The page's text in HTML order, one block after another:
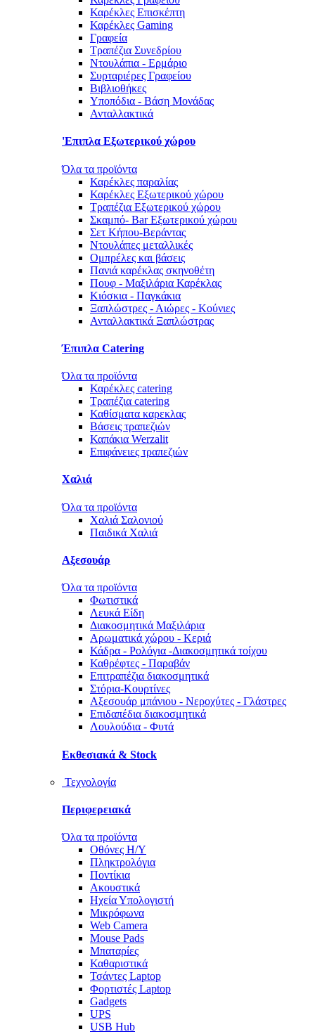
Καρέκλες Επισκέπτη
Καρέκλες Gaming
Γραφεία
Τραπέζια Συνεδρίου
Ντουλάπια - Ερμάριο
Συρταριέρες Γραφείου
Βιβλιοθήκες
Υποπόδια - Βάση Μονάδας
Ανταλλακτικά
'Επιπλα Εξωτερικού χώρου
Όλα τα προϊόντα
Καρέκλες παραλίας
Καρέκλες Εξωτερικού χώρου
Τραπέζια Εξωτερικού χώρου
Σκαμπό- Bar Εξωτερικού χώρου
Σετ Κήπου-Βεράντας
Ντουλάπες μεταλλικές
Ομπρέλες και βάσεις
Πανιά καρέκλας σκηνοθέτη
Πουφ - Μαξιλάρια Καρέκλας
Κιόσκια - Παγκάκια
Ξαπλώστρες - Αιώρες - Κούνιες
Ανταλλακτικά Ξαπλώστρας
Έπιπλα Catering
Όλα τα προϊόντα
Καρέκλες catering
Τραπέζια catering
Καθίσματα καρεκλας
Βάσεις τραπεζιών
Καπάκια Werzalit
Επιφάνειες τραπεζιών
Χαλιά
Όλα τα προϊόντα
Χαλιά Σαλονιού
Παιδικά Χαλιά
Αξεσουάρ
Όλα τα προϊόντα
Φωτιστικά
Λευκά Είδη
Διακοσμητικά Μαξιλάρια
Αρωματικά χώρου - Κεριά
Κάδρα - Ρολόγια -Διακοσμητικά τοίχου
Καθρέφτες - Παραβάν
Επιτραπέζια διακοσμητικά
Στόρια-Κουρτίνες
Αξεσουάρ μπάνιου - Νεροχύτες - Γλάστρες
Επιδαπέδια διακοσμητικά
Λουλούδια - Φυτά
Εκθεσιακά & Stock
Τεχνολογία
Περιφερειακά
Όλα τα προϊόντα
Οθόνες Η/Υ
Πληκτρολόγια
Ποντίκια
Ακουστικά
Ηχεία Υπολογιστή
Μικρόφωνα
Web Camera
Mouse Pads
Μπαταρίες
Καθαριστικά
Τσάντες Laptop
Φορτιστές Laptop
Gadgets
UPS
USB Hub